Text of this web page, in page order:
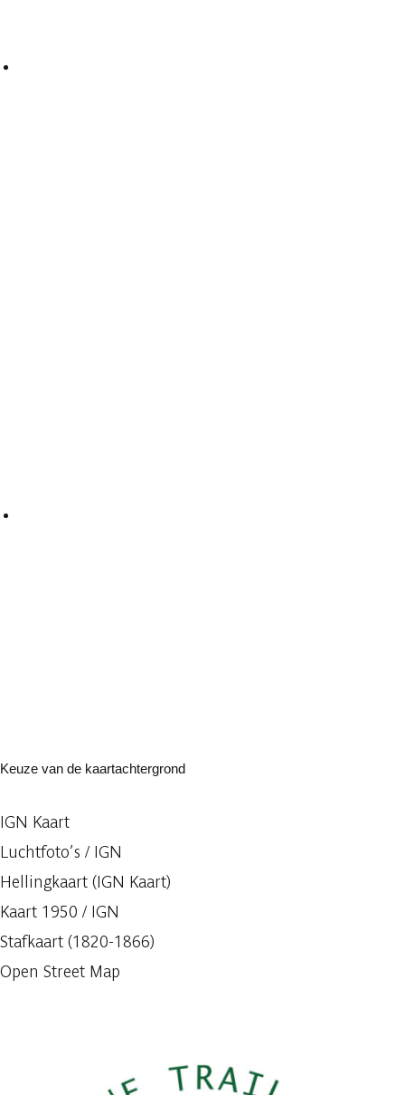
Keuze van de kaartachtergrond
IGN Kaart
Luchtfoto’s / IGN
Hellingkaart (IGN Kaart)
Kaart 1950 / IGN
Stafkaart (1820-1866)
Open Street Map